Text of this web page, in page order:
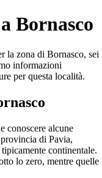
Bornasco
la zona di Bornasco, sei
informazioni
per questa località.
conoscere alcune
di Pavia,
continentale.
lo zero, mentre quelle